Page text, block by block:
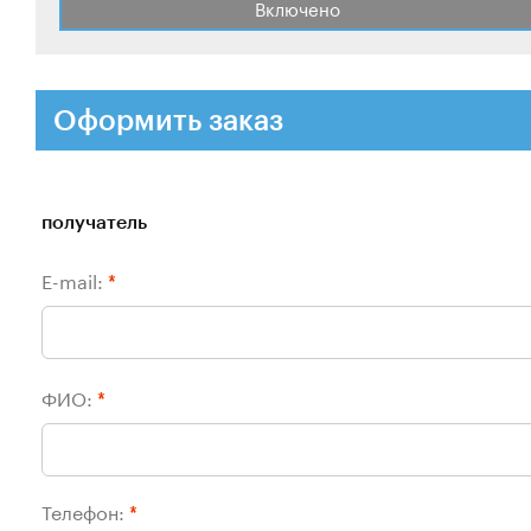
Включено
Оформить заказ
получатель
E-mail: *
ФИО: *
Телефон: *